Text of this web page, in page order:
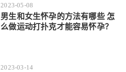
2023-05-08
男生和女生怀孕的方法有哪些 怎
么做运动打扑克才能容易怀孕？
2023-03-14